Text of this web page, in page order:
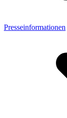
Presseinformationen